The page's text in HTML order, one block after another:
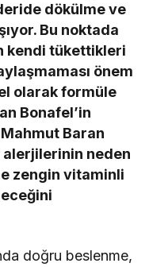
dökülme ve
Bu noktada
kendi tükettikleri
önem
olarak formüle
Bonafel’in
Baran
alerjilerinin neden
zengin vitaminli
doğru beslenme,